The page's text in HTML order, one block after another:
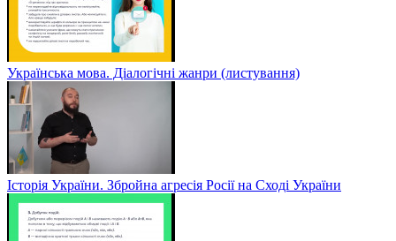
Українська мова. Діалогічні жанри (листування)
Історія України. Збройна агресія Росії на Сході України